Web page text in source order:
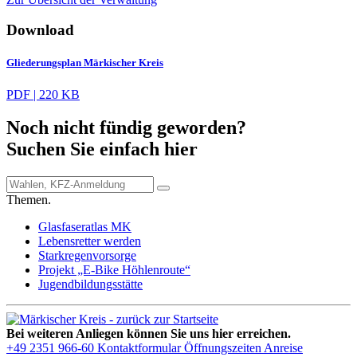
Download
Gliederungsplan Märkischer Kreis
PDF | 220 KB
Noch nicht fündig geworden?
Suchen Sie einfach hier
Themen.
Glasfaseratlas MK
Lebensretter werden
Starkregenvorsorge
Projekt „E-Bike Höhlenroute“
Jugendbildungsstätte
Bei weiteren Anliegen können Sie uns hier erreichen.
+49 2351 966-60 Kontaktformular Öffnungszeiten Anreise